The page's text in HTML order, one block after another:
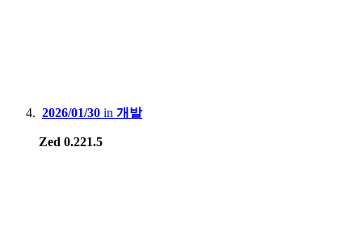
2026/01/30 in 개발
Zed 0.221.5